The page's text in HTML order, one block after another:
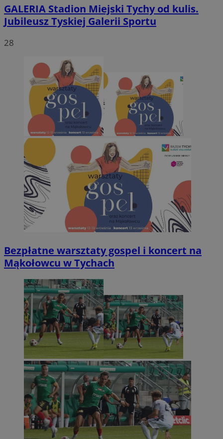
GALERIA Stadion Miejski Tychy od kulis.
Jubileusz Tyskiej Galerii Sportu
28
Bezpłatne warsztaty gospel i koncert na
Mąkołowcu w Tychach